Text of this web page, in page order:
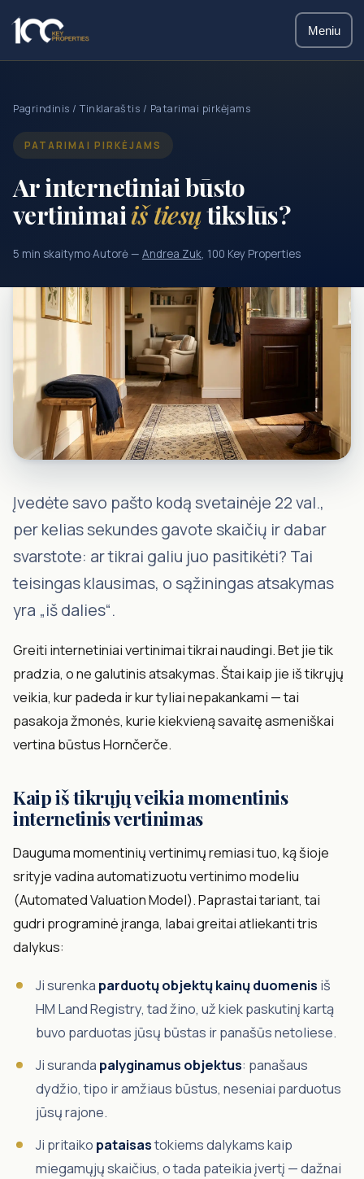
Meniu
Pagrindinis / Tinklaraštis / Patarimai pirkėjams
PATARIMAI PIRKĖJAMS
Ar internetiniai būsto
vertinimaiiš tiesųtikslūs?
5 min skaitymo·Autorė — Andrea Zuk, 100 Key Properties
Įvedėte savo pašto kodą svetainėje 22 val.,
per kelias sekundes gavote skaičių ir dabar
svarstote: ar tikrai galiu juo pasitikėti? Tai
teisingas klausimas, o sąžiningas atsakymas
yra „iš dalies“.
Greiti internetiniai vertinimai tikrai naudingi. Bet jie tik
pradzia, o ne galutinis atsakymas. Štai kaip jie iš tikrųjų
veikia, kur padeda ir kur tyliai nepakankami — tai
pasakoja žmonės, kurie kiekvieną savaitę asmeniškai
vertina būstus Hornčerče.
Kaip iš tikrųjų veikia momentinis
internetinis vertinimas
Dauguma momentinių vertinimų remiasi tuo, ką šioje
srityje vadina automatizuotu vertinimo modeliu
(Automated Valuation Model). Paprastai tariant, tai
gudri programinė įranga, labai greitai atliekanti tris
dalykus:
Ji surenka parduotų objektų kainų duomenis iš
HM Land Registry, tad žino, už kiek paskutinį kartą
buvo parduotas jūsų būstas ir panašūs netoliese.
Ji suranda palyginamus objektus: panašaus
dydžio, tipo ir amžiaus būstus, neseniai parduotus
jūsų rajone.
Ji pritaiko pataisastokiems dalykams kaip
miegamųjų skaičius, o tada pateikia įvertį — dažnai